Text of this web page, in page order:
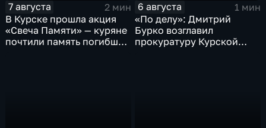
7 августа
2 мин
В Курске прошла акция
«Свеча Памяти» — куряне
почтили память погибших
6 августа
1 мин
«По делу»: Дмитрий
Бурко возглавил
прокуратуру Курской